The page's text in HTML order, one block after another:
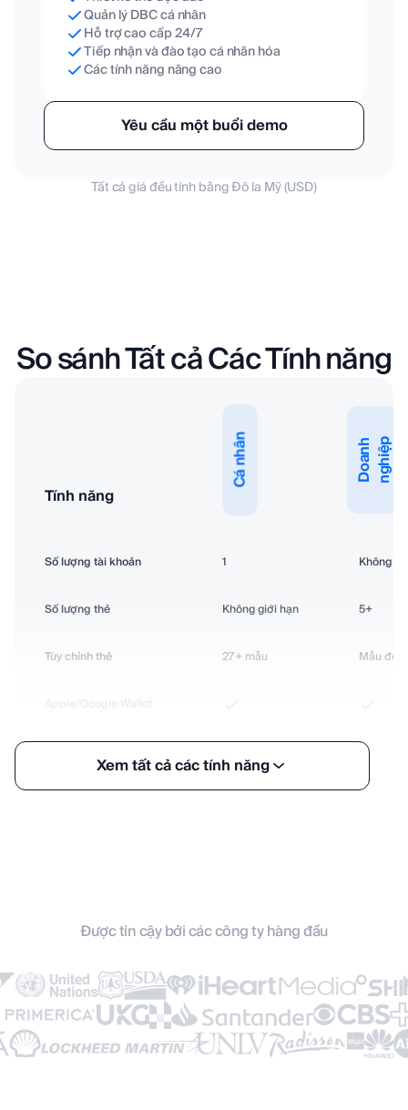
Quản lý DBC cá nhân
Hỗ trợ cao cấp 24/7
Tiếp nhận và đào tạo cá nhân hóa
Các tính năng nâng cao
Yêu cầu một buổi demo
Tất cả giá đều tính bằng Đô la Mỹ (USD)
So sánh Tất cả Các Tính năng
Tính năng
Cá nhân D
o
a
n
h
n
g
h
i
ệp
Số lượng tài khoản 1 Không
Số lượng thẻ Không giới hạn 5+
Tùy chỉnh thẻ 27+ mẫu Mẫu
Tạo chiến dịch
Không có thương hiệu DBC
Xem tất cả các tính năng
Được tin cậy bởi các công ty hàng đầu